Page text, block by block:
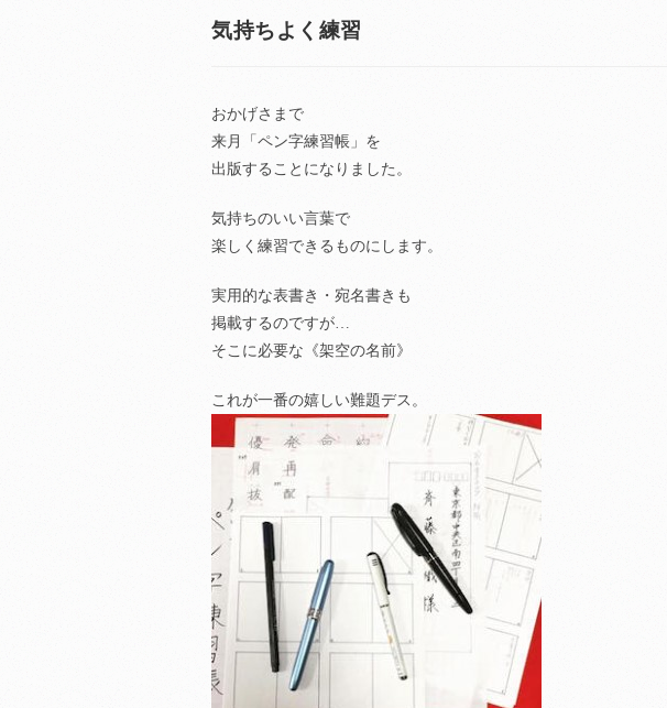
気持ちよく練習
おかげさまで
来月「ペン字練習帳」を
出版することになりました。
気持ちのいい言葉で
楽しく練習できるものにします。
実用的な表書き・宛名書きも
掲載するのですが…
そこに必要な《架空の名前》
これが一番の嬉しい難題デス。